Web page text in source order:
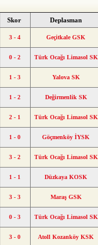
Skor Deplasman
3 - 4 Geçitkale GSK
0 - 2 Türk Ocağı Limasol SK
1 - 3 Yalova SK
1 - 2 Değirmenlik SK
2 - 1 Türk Ocağı Limasol SK
1 - 0 Göçmenköy İYSK
3 - 2 Türk Ocağı Limasol SK
1 - 1 Düzkaya KOSK
3 - 3 Maraş GSK
0 - 3 Türk Ocağı Limasol SK
3 - 0 Atoll Kozanköy KSK